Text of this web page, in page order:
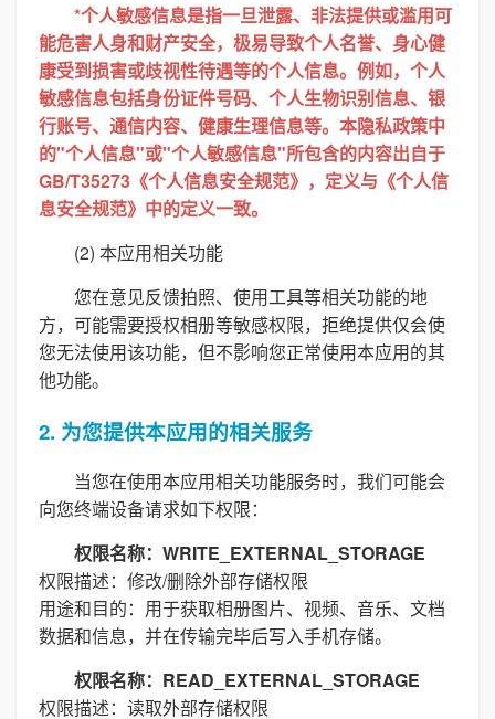
*个人敏感信息是指一旦泄露、非法提供或滥用可
能危害人身和财产安全，极易导致个人名誉、身心健
康受到损害或歧视性待遇等的个人信息。例如，个人
敏感信息包括身份证件号码、个人生物识别信息、银
行账号、通信内容、健康生理信息等。本隐私政策中
的"个人信息"或"个人敏感信息"所包含的内容出自于
GB/T35273《个人信息安全规范》，定义与《个人信
息安全规范》中的定义一致。
(2) 本应用相关功能
您在意见反馈拍照、使用工具等相关功能的地
方，可能需要授权相册等敏感权限，拒绝提供仅会使
您无法使用该功能，但不影响您正常使用本应用的其
他功能。
2. 为您提供本应用的相关服务
当您在使用本应用相关功能服务时，我们可能会
向您终端设备请求如下权限：
权限名称：WRITE_EXTERNAL_STORAGE
权限描述：修改/删除外部存储权限
用途和目的：用于获取相册图片、视频、音乐、文档
数据和信息，并在传输完毕后写入手机存储。
权限名称：READ_EXTERNAL_STORAGE
权限描述：读取外部存储权限